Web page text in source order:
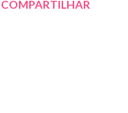
COMPARTILHAR